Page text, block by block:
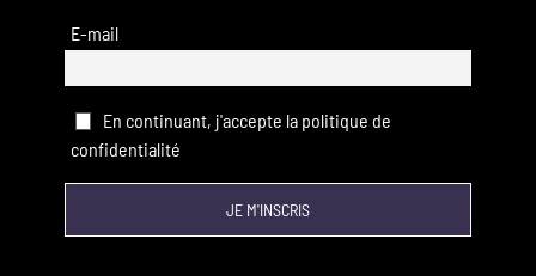
E-mail
En continuant, j'accepte la politique de
confidentialité